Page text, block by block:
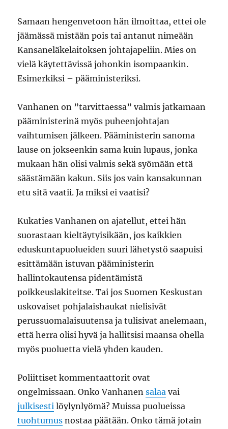
Samaan hengenvetoon hän ilmoittaa, ettei ole
jäämässä mistään pois tai antanut nimeään
Kansaneläkelaitoksen johtajapeliin. Mies on
vielä käytettävissä johonkin isompaankin.
Esimerkiksi – pääministeriksi.
Vanhanen on ”tarvittaessa” valmis jatkamaan
pääministerinä myös puheenjohtajan
vaihtumisen jälkeen. Pääministerin sanoma
lause on jokseenkin sama kuin lupaus, jonka
mukaan hän olisi valmis sekä syömään että
säästämään kakun. Siis jos vain kansakunnan
etu sitä vaatii. Ja miksi ei vaatisi?
Kukaties Vanhanen on ajatellut, ettei hän
suorastaan kieltäytyisikään, jos kaikkien
eduskuntapuolueiden suuri lähetystö saapuisi
esittämään istuvan pääministerin
hallintokautensa pidentämistä
poikkeuslakiteitse. Tai jos Suomen Keskustan
uskovaiset pohjalaishaukat nielisivät
perussuomalaisuutensa ja tulisivat anelemaan,
että herra olisi hyvä ja hallitsisi maansa ohella
myös puoluetta vielä yhden kauden.
Poliittiset kommentaattorit ovat
ongelmissaan. Onko Vanhanensalaa vai
julkisesti löylynlyömä? Muissa puolueissa
tuohtumus nostaa päätään. Onko tämä jotain